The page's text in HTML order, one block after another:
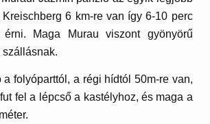
6 km-re van így 6-10 perc
Maga Murau viszont gyönyörű
szállásnak.
a folyóparttól, a régi hídtól 50m-re van,
fel a lépcső a kastélyhoz, és maga a